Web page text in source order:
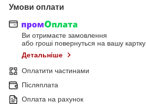
Умови оплати
Ви отримаєте замовлення
або гроші повернуться на вашу картку
Детальніше
Оплатити частинами
Післяплата
Оплата на рахунок